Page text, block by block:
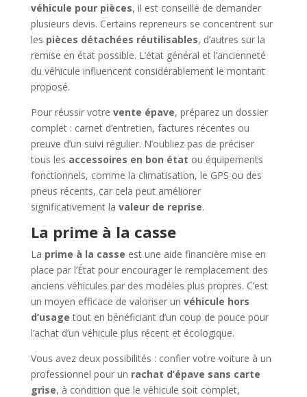
véhicule pour pièces, il est conseillé de demander
plusieurs devis. Certains repreneurs se concentrent sur
les pièces détachées réutilisables, d’autres sur la
remise en état possible. L’état général et l’ancienneté
du véhicule influencent considérablement le montant
proposé.
Pour réussir votre vente épave, préparez un dossier
complet : carnet d’entretien, factures récentes ou
preuve d’un suivi régulier. N’oubliez pas de préciser
tous les accessoires en bon état ou équipements
fonctionnels, comme la climatisation, le GPS ou des
pneus récents, car cela peut améliorer
significativement la valeur de reprise.
La prime à la casse
La prime à la casse est une aide financière mise en
place par l’État pour encourager le remplacement des
anciens véhicules par des modèles plus propres. C’est
un moyen efficace de valoriser un véhicule hors
d’usage tout en bénéficiant d’un coup de pouce pour
l’achat d’un véhicule plus récent et écologique.
Vous avez deux possibilités : confier votre voiture à un
professionnel pour un rachat d’épave sans carte
grise, à condition que le véhicule soit complet,